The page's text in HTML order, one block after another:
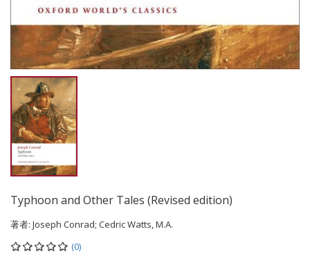
Typhoon and Other Tales (Revised edition)
著者: Joseph Conrad; Cedric Watts, M.A.
(0)